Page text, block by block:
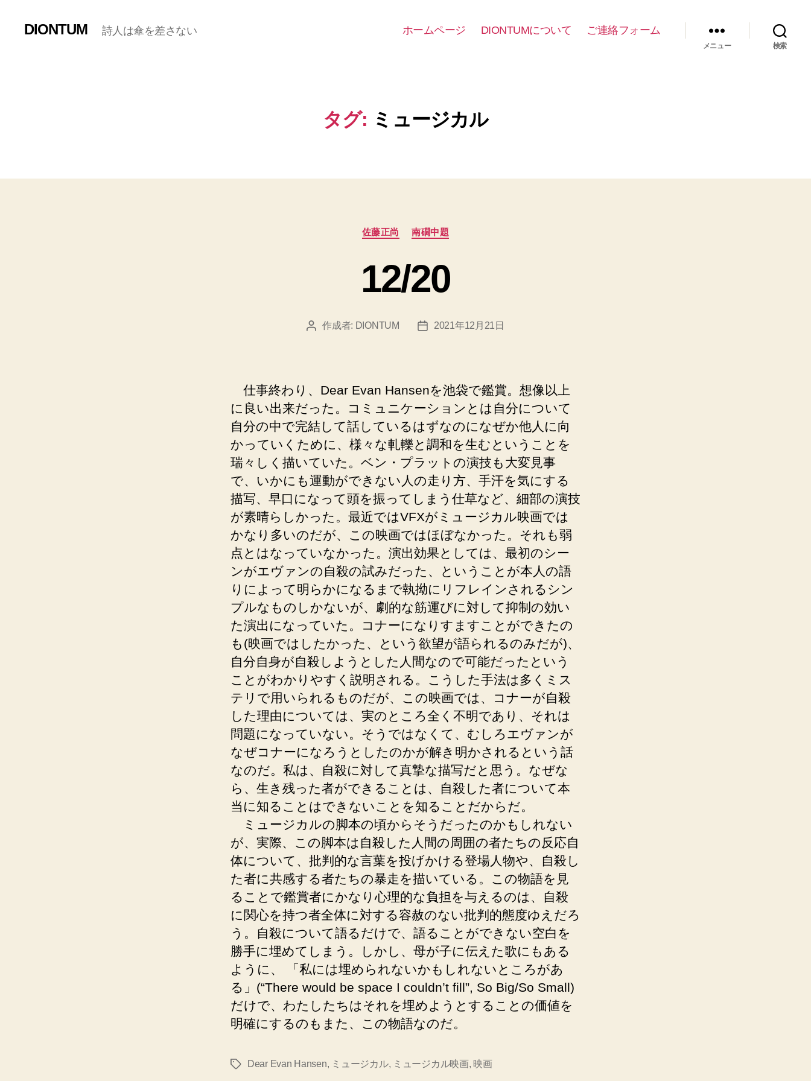
DIONTUM 詩人は傘を差さない ホームページ DIONTUMについて ご連絡フォーム
メニュー 検索
タグ: ミュージカル
カ
テ
リ
ー
佐藤正尚 南礀中題
12/20
投 作成者: DIONTUM
投
2021年12月21日
仕事終わり、Dear Evan Hansenを池袋で鑑賞。想像以上
に良い出来だった。コミュニケーションとは自分について
自分の中で完結して話しているはずなのになぜか他人に向
かっていくために、様々な軋轢と調和を生むということを
瑞々しく描いていた。ベン・プラットの演技も大変見事
で、いかにも運動ができない人の走り方、手汗を気にする
描写、早口になって頭を振ってしまう仕草など、細部の演技
が素晴らしかった。最近ではVFXがミュージカル映画では
かなり多いのだが、この映画ではほぼなかった。それも弱
点とはなっていなかった。演出効果としては、最初のシー
ンがエヴァンの自殺の試みだった、ということが本人の語
りによって明らかになるまで執拗にリフレインされるシン
プルなものしかないが、劇的な筋運びに対して抑制の効い
た演出になっていた。コナーになりすますことができたの
も(映画ではしたかった、という欲望が語られるのみだが)、
自分自身が自殺しようとした人間なので可能だったという
ことがわかりやすく説明される。こうした手法は多くミス
テリで用いられるものだが、この映画では、コナーが自殺
した理由については、実のところ全く不明であり、それは
問題になっていない。そうではなくて、むしろエヴァンが
なぜコナーになろうとしたのかが解き明かされるという話
なのだ。私は、自殺に対して真摯な描写だと思う。なぜな
ら、生き残った者ができることは、自殺した者について本
当に知ることはできないことを知ることだからだ。
ミュージカルの脚本の頃からそうだったのかもしれない
が、実際、この脚本は自殺した人間の周囲の者たちの反応自
体について、批判的な言葉を投げかける登場人物や、自殺し
た者に共感する者たちの暴走を描いている。この物語を見
ることで鑑賞者にかなり心理的な負担を与えるのは、自殺
に関心を持つ者全体に対する容赦のない批判的態度ゆえだろ
う。自殺について語るだけで、語ることができない空白を
勝手に埋めてしまう。しかし、母が子に伝えた歌にもある
ように、 「私には埋められないかもしれないところがあ
る」(“There would be space I couldn’t fill”, So Big/So Small)
だけで、わたしたちはそれを埋めようとすることの価値を
明確にするのもまた、この物語なのだ。
タ
Dear Evan Hansen, ミュージカル, ミュージカル映画, 映画